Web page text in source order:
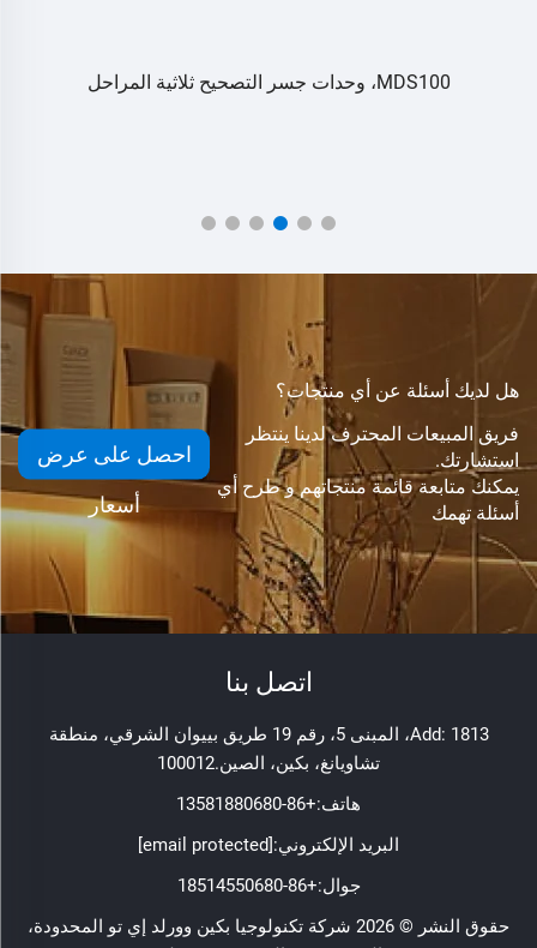
MDS100، وحدات جسر التصحيح ثلاثية المراحل
هل لديك أسئلة عن أي منتجات؟
فريق المبيعات المحترف لدينا ينتظر
استشارتك.
يمكنك متابعة قائمة منتجاتهم و طرح أي
أسئلة تهمك
احصل على عرض
أسعار
اتصل بنا
Add: 1813، المبنى 5، رقم 19 طريق بييوان الشرقي، منطقة
تشاويانغ، بكين، الصين.100012
هاتف:+86-13581880680
البريد الإلكتروني:
جوال:+86-18514550680
حقوق النشر © 2026 شركة تكنولوجيا بكين وورلد إي تو المحدودة،